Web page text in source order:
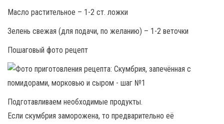
Масло растительное – 1-2 ст. ложки
Зелень свежая (для подачи, по желанию) – 1-2 веточки
Пошаговый фото рецепт
Подготавливаем необходимые продукты.
Если скумбрия заморожена, то предварительно её